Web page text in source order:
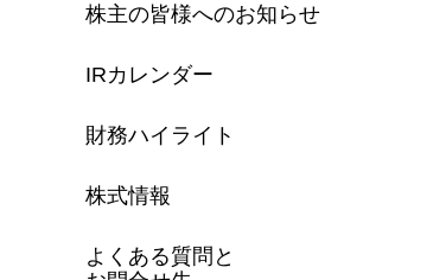
株主の皆様へのお知らせ
IRカレンダー
財務ハイライト
株式情報
よくある質問と